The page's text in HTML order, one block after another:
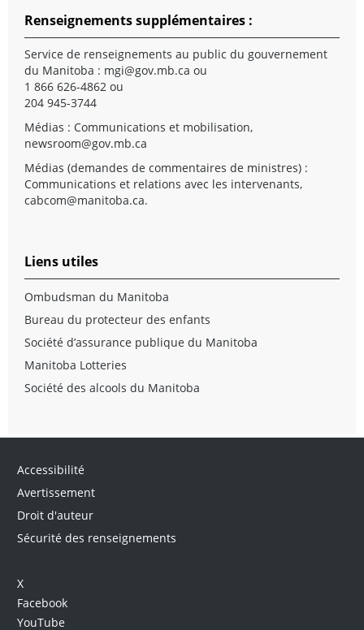
Renseignements supplémentaires :
Service de renseignements au public du gouvernement
du Manitoba : mgi@gov.mb.ca ou
1 866 626-4862 ou
204 945-3744
Médias : Communications et mobilisation,
newsroom@gov.mb.ca
Médias (demandes de commentaires de ministres) :
Communications et relations avec les intervenants,
cabcom@manitoba.ca.
Liens utiles
Ombudsman du Manitoba
Bureau du protecteur des enfants
Société d’assurance publique du Manitoba
Manitoba Lotteries
Société des alcools du Manitoba
Accessibilité
Avertissement
Droit d'auteur
Sécurité des renseignements
X
Facebook
YouTube